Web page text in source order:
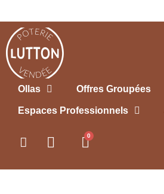
Ollas Offres Groupées
Espaces Professionnels